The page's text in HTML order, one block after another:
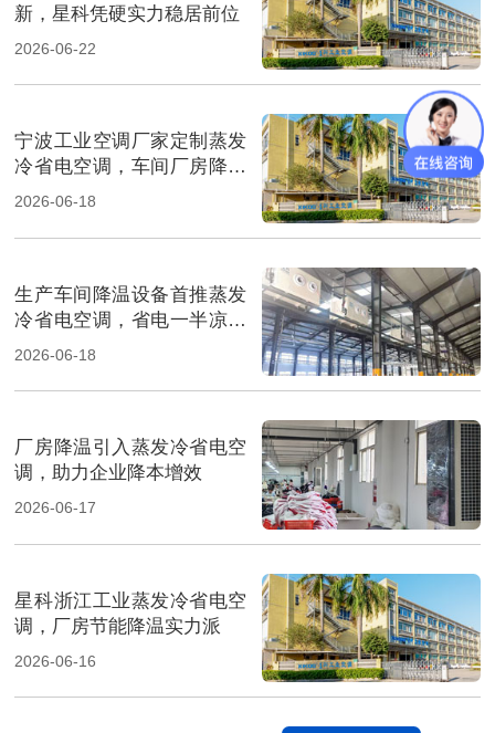
新，星科凭硬实力稳居前位
2026-06-22
宁波工业空调厂家定制蒸发
冷省电空调，车间厂房降温
省电
2026-06-18
生产车间降温设备首推蒸发
冷省电空调，省电一半凉快
翻倍
2026-06-18
厂房降温引入蒸发冷省电空
调，助力企业降本增效
2026-06-17
星科浙江工业蒸发冷省电空
调，厂房节能降温实力派
2026-06-16